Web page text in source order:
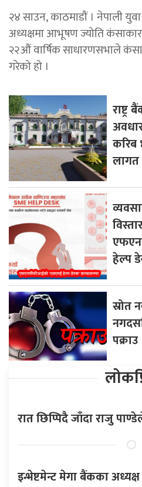
२४ साउन, काठमाडौं । नेपाली
अध्यक्षमा आभूषण ज्योति
२२औं वार्षिक साधारणसभाले
गरेको हो ।
करिब
हेल्प
स्रोत
पक्राउ
रात छिप्पिदै जाँदा राजु
इन्भेष्टमेन्ट मेगा बैंकका